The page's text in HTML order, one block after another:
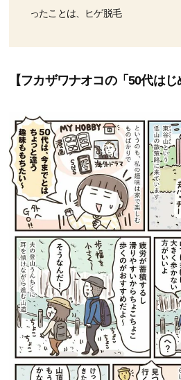
ったことは、ヒゲ脱毛
【フカザワナオコの「50代はじ